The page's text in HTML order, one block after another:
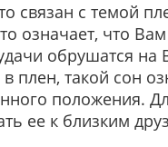
связан с темой
означает, что
обрушатся на
плен, такой сон
положения.
ее к близким